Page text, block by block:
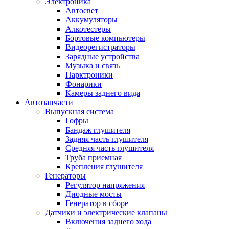
Автосвет
Аккумуляторы
Алкотестеры
Бортовые компьютеры
Видеорегистраторы
Зарядные устройства
Музыка и связь
Парктроники
Фонарики
Камеры заднего вида
Автозапчасти
Выпускная система
Гофры
Бандаж глушителя
Задняя часть глушителя
Средняя часть глушителя
Труба приемная
Крепления глушителя
Генераторы
Регулятор напряжения
Диодные мосты
Генератор в сборе
Датчики и электрические клапаны
Включения заднего хода